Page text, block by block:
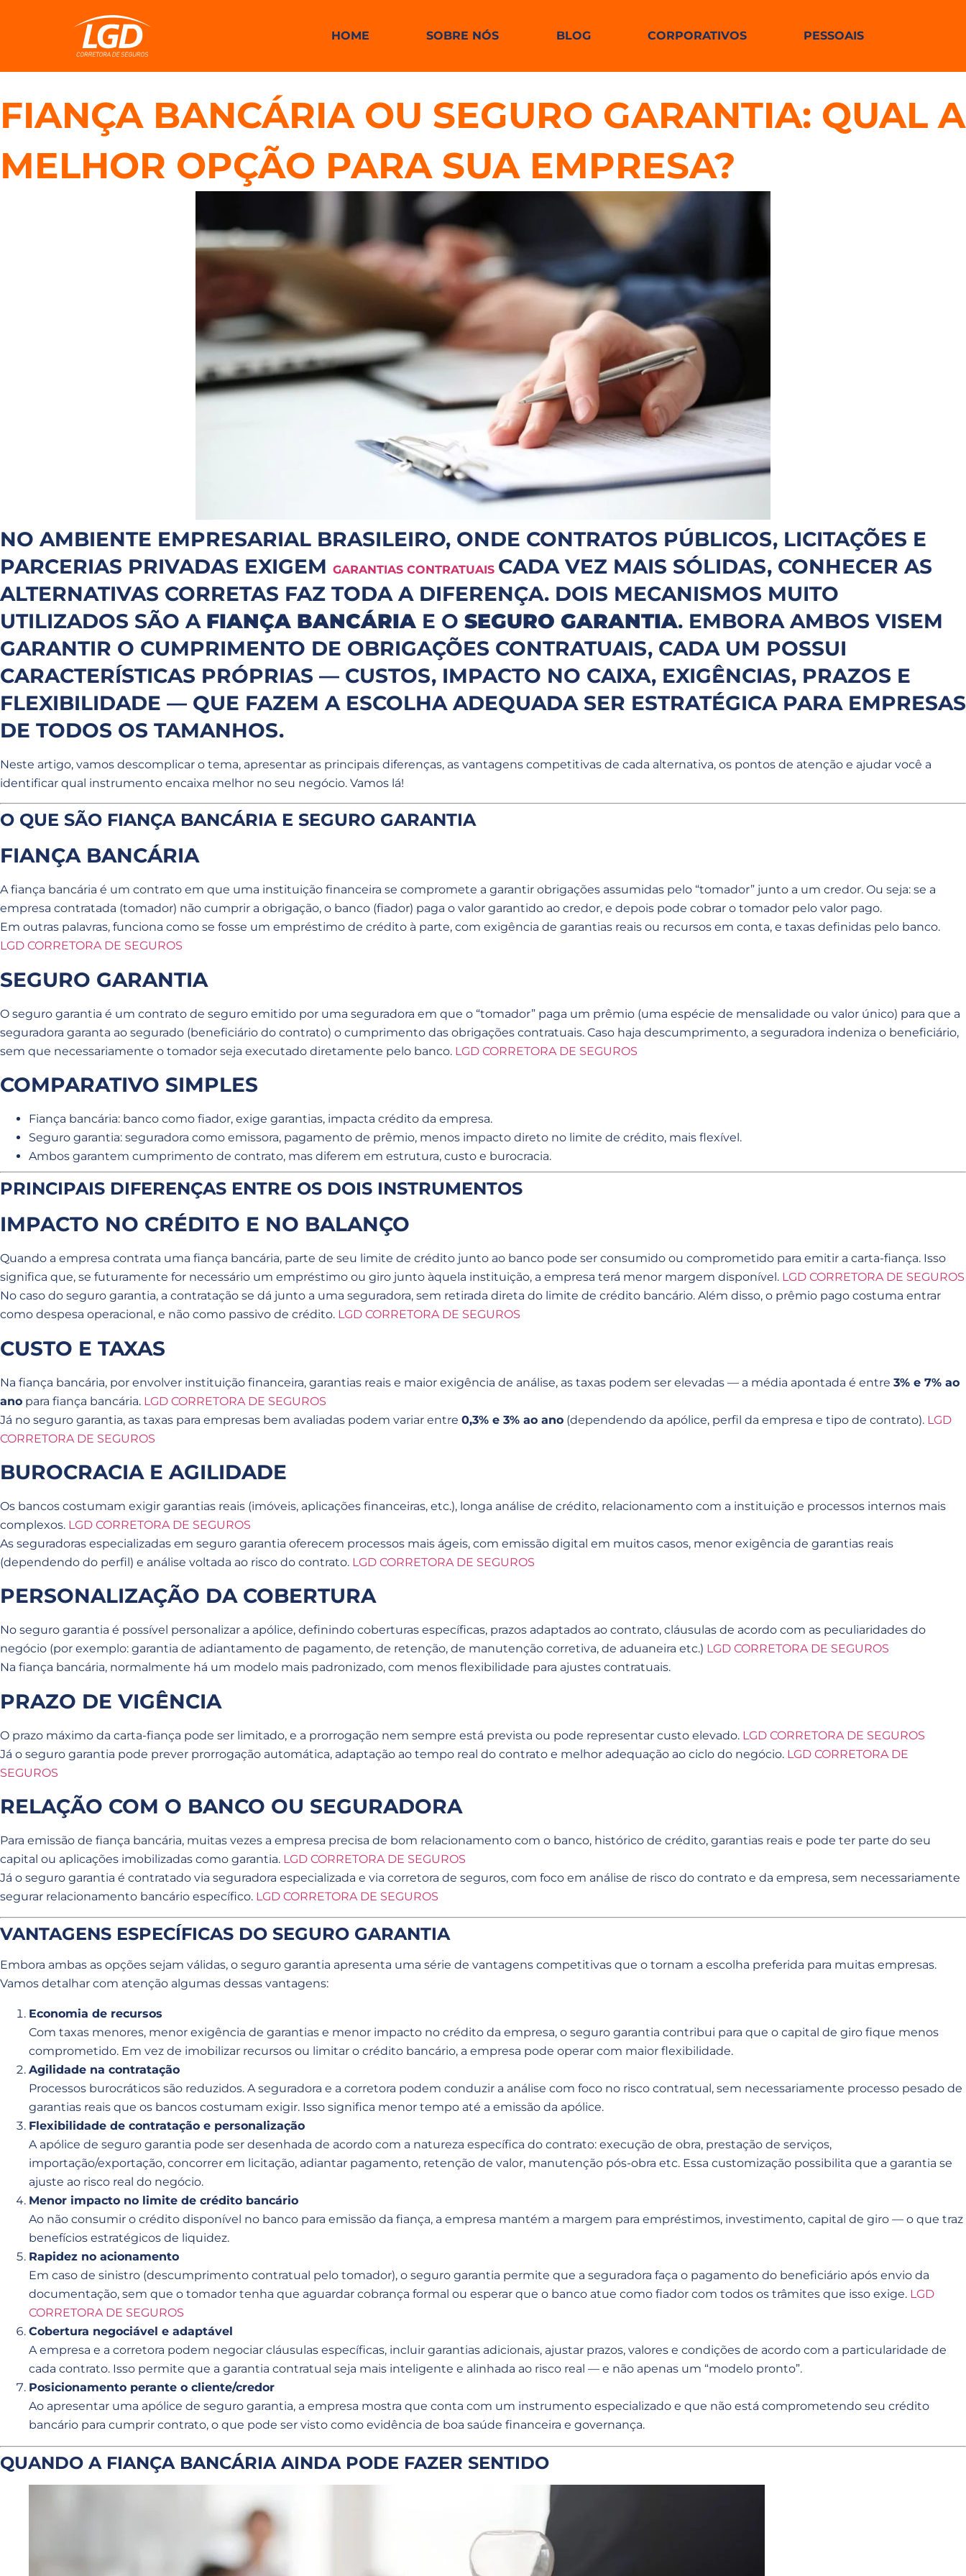
HOME SOBRE NÓS BLOG CORPORATIVOS PESSOAIS
FIANÇA BANCÁRIA OU SEGURO GARANTIA: QUAL A
MELHOR OPÇÃO PARA SUA EMPRESA?
NO AMBIENTE EMPRESARIAL BRASILEIRO, ONDE CONTRATOS PÚBLICOS, LICITAÇÕES E
PARCERIAS PRIVADAS EXIGEM GARANTIAS CONTRATUAIS CADA VEZ MAIS SÓLIDAS, CONHECER AS
ALTERNATIVAS CORRETAS FAZ TODA A DIFERENÇA. DOIS MECANISMOS MUITO
UTILIZADOS SÃO A FIANÇA BANCÁRIA E O SEGURO GARANTIA. EMBORA AMBOS VISEM
GARANTIR O CUMPRIMENTO DE OBRIGAÇÕES CONTRATUAIS, CADA UM POSSUI
CARACTERÍSTICAS PRÓPRIAS — CUSTOS, IMPACTO NO CAIXA, EXIGÊNCIAS, PRAZOS E
FLEXIBILIDADE — QUE FAZEM A ESCOLHA ADEQUADA SER ESTRATÉGICA PARA EMPRESAS
DE TODOS OS TAMANHOS.
Neste artigo, vamos descomplicar o tema, apresentar as principais diferenças, as vantagens competitivas de cada alternativa, os pontos de atenção e ajudar você a
identificar qual instrumento encaixa melhor no seu negócio. Vamos lá!
O QUE SÃO FIANÇA BANCÁRIA E SEGURO GARANTIA
FIANÇA BANCÁRIA
A fiança bancária é um contrato em que uma instituição financeira se compromete a garantir obrigações assumidas pelo “tomador” junto a um credor. Ou seja: se a
empresa contratada (tomador) não cumprir a obrigação, o banco (fiador) paga o valor garantido ao credor, e depois pode cobrar o tomador pelo valor pago.
Em outras palavras, funciona como se fosse um empréstimo de crédito à parte, com exigência de garantias reais ou recursos em conta, e taxas definidas pelo banco.
LGD CORRETORA DE SEGUROS
SEGURO GARANTIA
O seguro garantia é um contrato de seguro emitido por uma seguradora em que o “tomador” paga um prêmio (uma espécie de mensalidade ou valor único) para que a
seguradora garanta ao segurado (beneficiário do contrato) o cumprimento das obrigações contratuais. Caso haja descumprimento, a seguradora indeniza o beneficiário,
sem que necessariamente o tomador seja executado diretamente pelo banco. LGD CORRETORA DE SEGUROS
COMPARATIVO SIMPLES
Fiança bancária: banco como fiador, exige garantias, impacta crédito da empresa.
Seguro garantia: seguradora como emissora, pagamento de prêmio, menos impacto direto no limite de crédito, mais flexível.
Ambos garantem cumprimento de contrato, mas diferem em estrutura, custo e burocracia.
PRINCIPAIS DIFERENÇAS ENTRE OS DOIS INSTRUMENTOS
IMPACTO NO CRÉDITO E NO BALANÇO
Quando a empresa contrata uma fiança bancária, parte de seu limite de crédito junto ao banco pode ser consumido ou comprometido para emitir a carta-fiança. Isso
significa que, se futuramente for necessário um empréstimo ou giro junto àquela instituição, a empresa terá menor margem disponível. LGD CORRETORA DE SEGUROS
No caso do seguro garantia, a contratação se dá junto a uma seguradora, sem retirada direta do limite de crédito bancário. Além disso, o prêmio pago costuma entrar
como despesa operacional, e não como passivo de crédito. LGD CORRETORA DE SEGUROS
CUSTO E TAXAS
Na fiança bancária, por envolver instituição financeira, garantias reais e maior exigência de análise, as taxas podem ser elevadas — a média apontada é entre 3% e 7% ao
ano para fiança bancária. LGD CORRETORA DE SEGUROS
Já no seguro garantia, as taxas para empresas bem avaliadas podem variar entre 0,3% e 3% ao ano (dependendo da apólice, perfil da empresa e tipo de contrato). LGD
CORRETORA DE SEGUROS
BUROCRACIA E AGILIDADE
Os bancos costumam exigir garantias reais (imóveis, aplicações financeiras, etc.), longa análise de crédito, relacionamento com a instituição e processos internos mais
complexos. LGD CORRETORA DE SEGUROS
As seguradoras especializadas em seguro garantia oferecem processos mais ágeis, com emissão digital em muitos casos, menor exigência de garantias reais
(dependendo do perfil) e análise voltada ao risco do contrato. LGD CORRETORA DE SEGUROS
PERSONALIZAÇÃO DA COBERTURA
No seguro garantia é possível personalizar a apólice, definindo coberturas específicas, prazos adaptados ao contrato, cláusulas de acordo com as peculiaridades do
negócio (por exemplo: garantia de adiantamento de pagamento, de retenção, de manutenção corretiva, de aduaneira etc.) LGD CORRETORA DE SEGUROS
Na fiança bancária, normalmente há um modelo mais padronizado, com menos flexibilidade para ajustes contratuais.
PRAZO DE VIGÊNCIA
O prazo máximo da carta-fiança pode ser limitado, e a prorrogação nem sempre está prevista ou pode representar custo elevado. LGD CORRETORA DE SEGUROS
Já o seguro garantia pode prever prorrogação automática, adaptação ao tempo real do contrato e melhor adequação ao ciclo do negócio. LGD CORRETORA DE
SEGUROS
RELAÇÃO COM O BANCO OU SEGURADORA
Para emissão de fiança bancária, muitas vezes a empresa precisa de bom relacionamento com o banco, histórico de crédito, garantias reais e pode ter parte do seu
capital ou aplicações imobilizadas como garantia. LGD CORRETORA DE SEGUROS
Já o seguro garantia é contratado via seguradora especializada e via corretora de seguros, com foco em análise de risco do contrato e da empresa, sem necessariamente
segurar relacionamento bancário específico. LGD CORRETORA DE SEGUROS
VANTAGENS ESPECÍFICAS DO SEGURO GARANTIA
Embora ambas as opções sejam válidas, o seguro garantia apresenta uma série de vantagens competitivas que o tornam a escolha preferida para muitas empresas.
Vamos detalhar com atenção algumas dessas vantagens:
Economia de recursos
Com taxas menores, menor exigência de garantias e menor impacto no crédito da empresa, o seguro garantia contribui para que o capital de giro fique menos
comprometido. Em vez de imobilizar recursos ou limitar o crédito bancário, a empresa pode operar com maior flexibilidade.
Agilidade na contratação
Processos burocráticos são reduzidos. A seguradora e a corretora podem conduzir a análise com foco no risco contratual, sem necessariamente processo pesado de
garantias reais que os bancos costumam exigir. Isso significa menor tempo até a emissão da apólice.
Flexibilidade de contratação e personalização
A apólice de seguro garantia pode ser desenhada de acordo com a natureza específica do contrato: execução de obra, prestação de serviços,
importação/exportação, concorrer em licitação, adiantar pagamento, retenção de valor, manutenção pós-obra etc. Essa customização possibilita que a garantia se
ajuste ao risco real do negócio.
Menor impacto no limite de crédito bancário
Ao não consumir o crédito disponível no banco para emissão da fiança, a empresa mantém a margem para empréstimos, investimento, capital de giro — o que traz
benefícios estratégicos de liquidez.
Rapidez no acionamento
Em caso de sinistro (descumprimento contratual pelo tomador), o seguro garantia permite que a seguradora faça o pagamento do beneficiário após envio da
documentação, sem que o tomador tenha que aguardar cobrança formal ou esperar que o banco atue como fiador com todos os trâmites que isso exige. LGD
CORRETORA DE SEGUROS
Cobertura negociável e adaptável
A empresa e a corretora podem negociar cláusulas específicas, incluir garantias adicionais, ajustar prazos, valores e condições de acordo com a particularidade de
cada contrato. Isso permite que a garantia contratual seja mais inteligente e alinhada ao risco real — e não apenas um “modelo pronto”.
Posicionamento perante o cliente/credor
Ao apresentar uma apólice de seguro garantia, a empresa mostra que conta com um instrumento especializado e que não está comprometendo seu crédito
bancário para cumprir contrato, o que pode ser visto como evidência de boa saúde financeira e governança.
QUANDO A FIANÇA BANCÁRIA AINDA PODE FAZER SENTIDO